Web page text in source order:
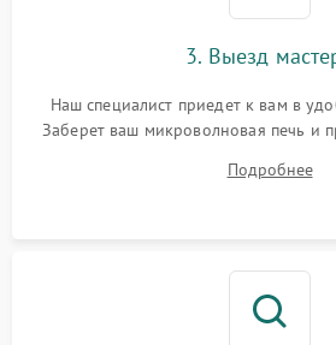
3. Выезд
Наш специалист приедет к вам в
Заберет ваш микроволновая печь и
Подробнее